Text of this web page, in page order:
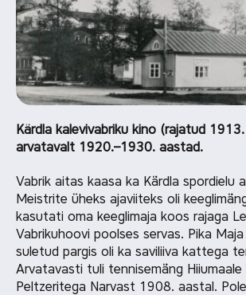
Kärdla kalevivabriku kino (rajatud
arvatavalt 1920.–1930. aastad.
Vabrik aitas kaasa ka Kärdla spordielu
Meistrite üheks ajaviiteks oli
kasutati oma keeglimaja koos rajaga
Vabrikuhoovi poolses servas. Pika
suletud pargis oli ka saviliiva kattega
Arvatavasti tuli tennisemäng
Peltzeritega Narvast 1908. aastal.